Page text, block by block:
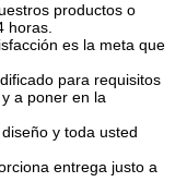
productos o
horas.
es la meta que
para requisitos
a poner en la
y toda usted
entrega justo a